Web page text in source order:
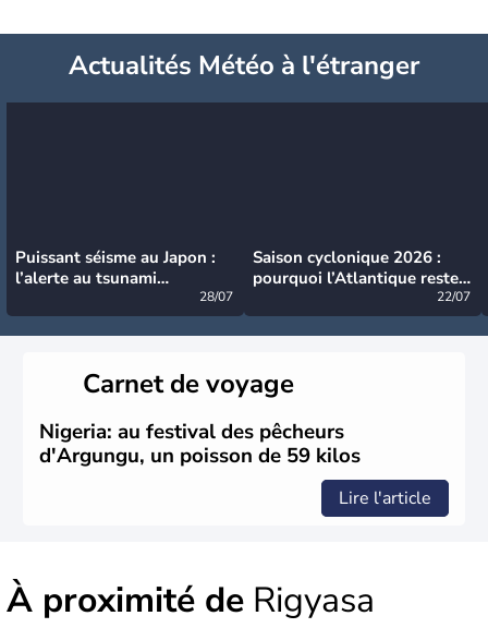
Actualités Météo à l'étranger
Puissant séisme au Japon :
l’alerte au tsunami
28/07
Saison cyclonique 2026 :
pourquoi l’Atlantique reste
22/07
Carnet de voyage
Nigeria: au festival des pêcheurs
d'Argungu, un poisson de 59 kilos
Lire l'article
À proximité de Rigyasa